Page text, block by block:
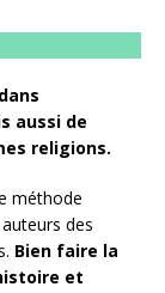
aussi de
religions.
méthode
des
Bien faire la
et